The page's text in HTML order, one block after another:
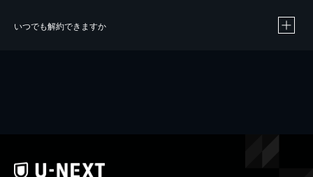
いつでも解約できますか